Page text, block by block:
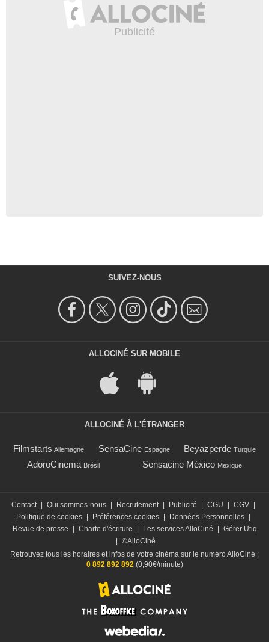
SUIVEZ-NOUS
ALLOCINÉ SUR MOBILE
ALLOCINÉ À L'ÉTRANGER
Filmstarts Allemagne SensaCine Espagne Beyazperde Turquie
AdoroCinema Brésil Sensacine México Mexique
Contact Qui sommes-nous Recrutement Publicité CGU CGV
Politique de cookies
Préférences cookies Données Personnelles
Revue de presse
Charte d'écriture Les services AlloCiné
Gérer Utiq
©AlloCiné
Retrouvez tous les horaires et infos de votre cinéma sur le numéro AlloCiné :
0 892 892 892(0,90€/minute)